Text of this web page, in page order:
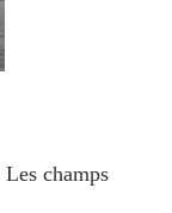
Les champs